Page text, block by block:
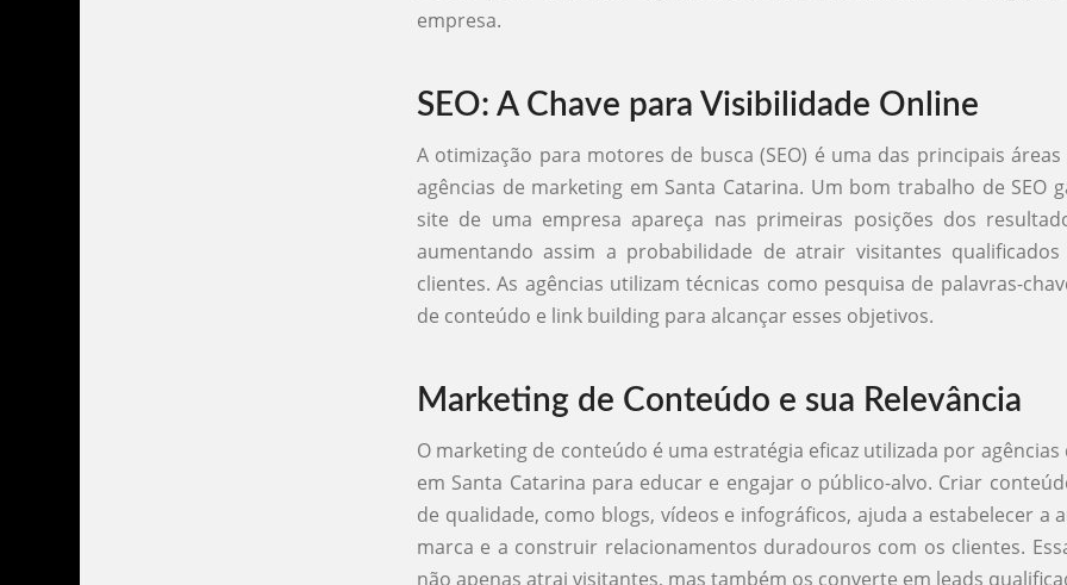
empresa.
SEO: A Chave para Visibilidade Online
A otimização para motores de busca (SEO) é uma das principais
agências de marketing em Santa Catarina. Um bom trabalho de SEO
site de uma empresa apareça nas primeiras posições dos
aumentando assim a probabilidade de atrair visitantes
clientes. As agências utilizam técnicas como pesquisa de palavras-
de conteúdo e link building para alcançar esses objetivos.
Marketing de Conteúdo e sua Relevância
O marketing de conteúdo é uma estratégia eficaz utilizada por
em Santa Catarina para educar e engajar o público-alvo. Criar
de qualidade, como blogs, vídeos e infográficos, ajuda a estabelecer a
marca e a construir relacionamentos duradouros com os clientes.
não apenas atrai visitantes, mas também os converte em leads